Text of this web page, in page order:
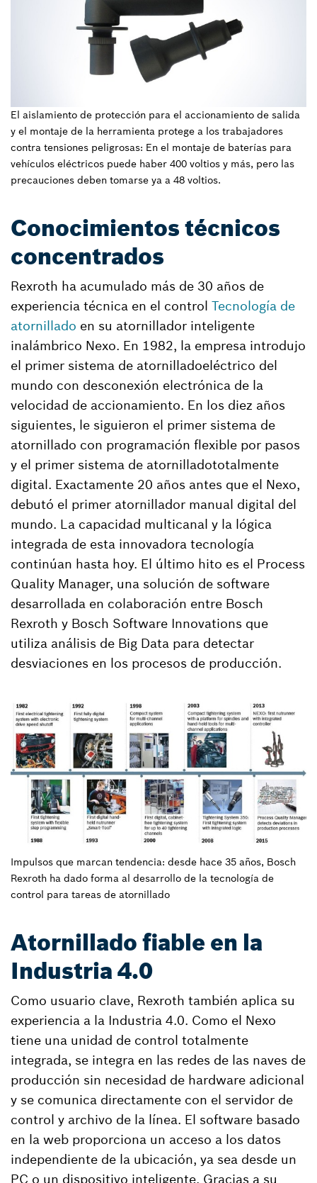
El aislamiento de protección para el accionamiento de salida
y el montaje de la herramienta protege a los trabajadores
contra tensiones peligrosas: En el montaje de baterías para
vehículos eléctricos puede haber 400 voltios y más, pero las
precauciones deben tomarse ya a 48 voltios.
Conocimientos técnicos
concentrados
Rexroth ha acumulado más de 30 años de
experiencia técnica en el control Tecnología de
atornillado en su atornillador inteligente
inalámbrico Nexo. En 1982, la empresa introdujo
el primer sistema de atornilladoeléctrico del
mundo con desconexión electrónica de la
velocidad de accionamiento. En los diez años
siguientes, le siguieron el primer sistema de
atornillado con programación flexible por pasos
y el primer sistema de atornilladototalmente
digital. Exactamente 20 años antes que el Nexo,
debutó el primer atornillador manual digital del
mundo. La capacidad multicanal y la lógica
integrada de esta innovadora tecnología
continúan hasta hoy. El último hito es el Process
Quality Manager, una solución de software
desarrollada en colaboración entre Bosch
Rexroth y Bosch Software Innovations que
utiliza análisis de Big Data para detectar
desviaciones en los procesos de producción.
Impulsos que marcan tendencia: desde hace 35 años, Bosch
Rexroth ha dado forma al desarrollo de la tecnología de
control para tareas de atornillado
Atornillado fiable en la
Industria 4.0
Como usuario clave, Rexroth también aplica su
experiencia a la Industria 4.0. Como el Nexo
tiene una unidad de control totalmente
integrada, se integra en las redes de las naves de
producción sin necesidad de hardware adicional
y se comunica directamente con el servidor de
control y archivo de la línea. El software basado
en la web proporciona un acceso a los datos
independiente de la ubicación, ya sea desde un
PC o un dispositivo inteligente. Gracias a su